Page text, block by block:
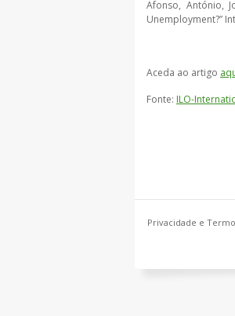
Afonso, António,
Unemployment?”
Aceda ao artigo
Fonte: ILO-
Privacidade e